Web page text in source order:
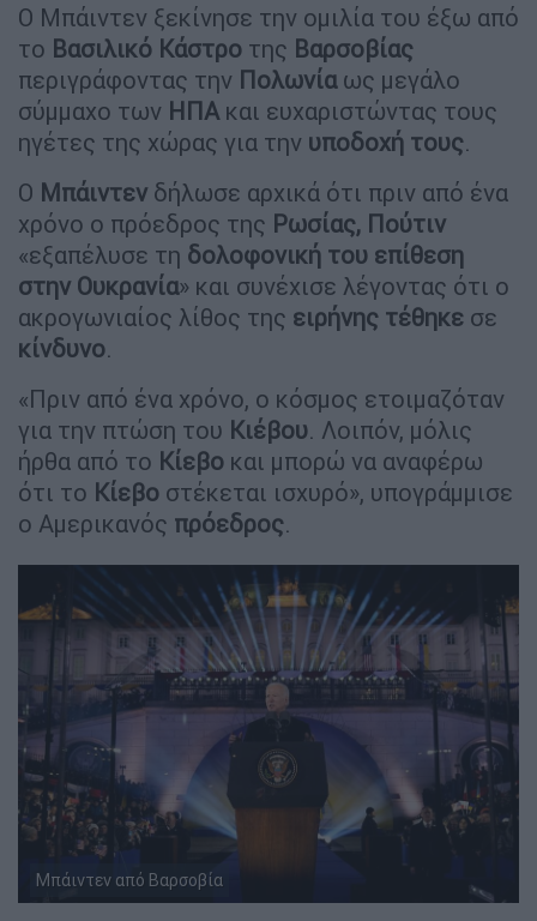
Ο Μπάιντεν ξεκίνησε την ομιλία του έξω από
το Βασιλικό Κάστρο της Βαρσοβίας
περιγράφοντας την Πολωνίαως μεγάλο
σύμμαχο των ΗΠΑ και ευχαριστώντας τους
ηγέτες της χώρας για την υποδοχή τους.
Ο Μπάιντεν δήλωσε αρχικά ότι πριν από ένα
χρόνο ο πρόεδρος της Ρωσίας, Πούτιν
«εξαπέλυσε τη δολοφονική του επίθεση
στην Ουκρανία» και συνέχισε λέγοντας ότι ο
ακρογωνιαίος λίθος της ειρήνης τέθηκε σε
κίνδυνο.
«Πριν από ένα χρόνο, ο κόσμος ετοιμαζόταν
για την πτώση του Κιέβου. Λοιπόν, μόλις
ήρθα από το Κίεβο και μπορώ να αναφέρω
ότι το Κίεβο στέκεται ισχυρό», υπογράμμισε
ο Αμερικανός πρόεδρος.
Μπάιντεν από Βαρσοβία